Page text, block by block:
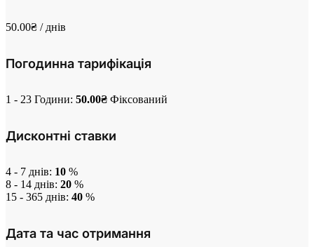
50.00₴ / днів
Погодинна тарифікація
1 - 23 Години: 50.00₴ Фіксований
Дисконтні ставки
4 - 7 днів: 10 %
8 - 14 днів: 20 %
15 - 365 днів: 40 %
Дата та час отримання